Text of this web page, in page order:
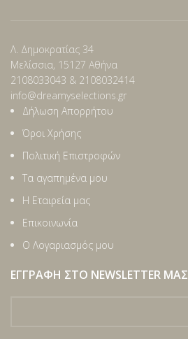
Λ. Δημοκρατίας 34
Μελίσσια, 15127 Αθήνα
2108033043 & 2108032414
info@dreamyselections.gr
Δήλωση Απορρήτου
Όροι Χρήσης
Πολιτική Επιστροφών
Τα αγαπημένα μου
Η Εταιρεία μας
Επικοινωνία
Ο Λογαριασμός μου
ΕΓΓΡΑΦΗ ΣΤΟ NEWSLETTER ΜΑΣ